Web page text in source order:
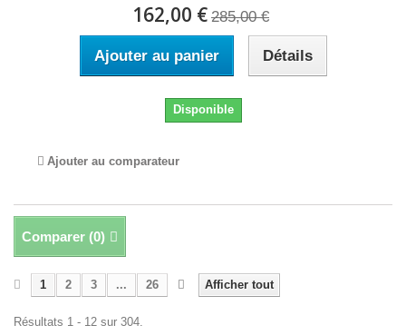
162,00 € 285,00 €
Ajouter au panier Détails
Disponible
Ajouter au comparateur
Comparer (0)
Afficher tout
1 2 3 ... 26
Résultats 1 - 12 sur 304.